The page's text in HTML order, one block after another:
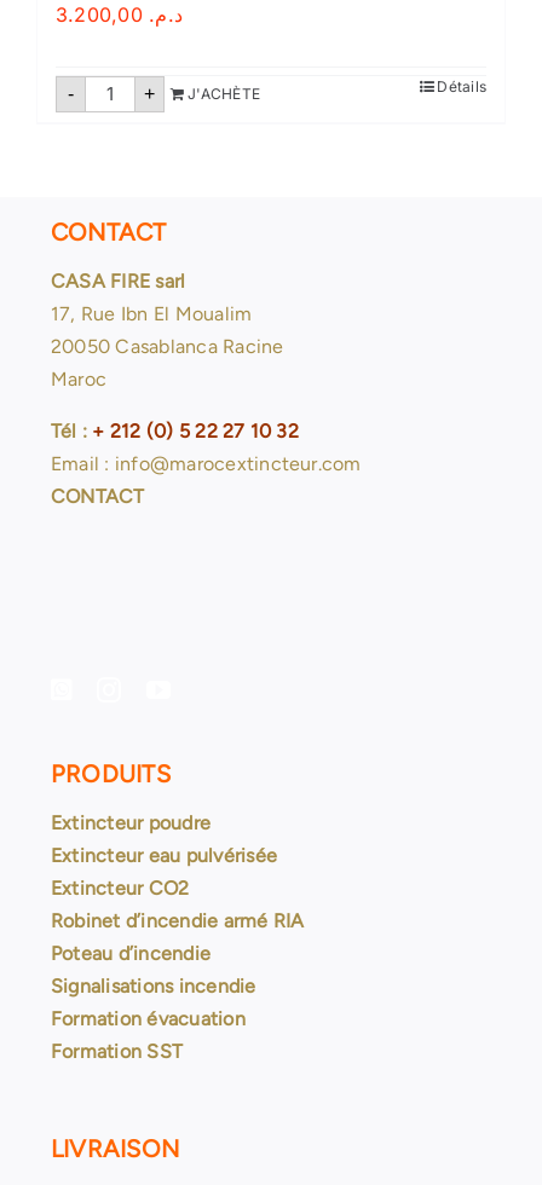
د.م. 3.200,00
- quantité
auxiliare
+ J'ACHÈTE Détails
CONTACT
CASA FIRE sarl
17, Rue Ibn El Moualim
20050 Casablanca Racine
Maroc
Tél : + 212 (0) 5 22 27 10 32
Email : info@marocextincteur.com
CONTACT
PRODUITS
Extincteur poudre
Extincteur eau pulvérisée
Extincteur CO2
Robinet d’incendie armé RIA
Poteau d’incendie
Signalisations incendie
Formation évacuation
Formation SST
LIVRAISON